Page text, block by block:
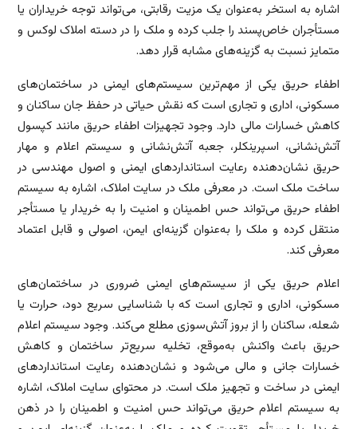
اشاره به استخر به‌عنوان یک مزیت رقابتی، می‌تواند توجه خریداران یا
مستأجران خاص‌پسند را جلب کرده و ملک را در دسته املاک لوکس و
متمایز نسبت به گزینه‌های مشابه قرار دهد.
اطفاء حریق یکی از مهم‌ترین سیستم‌های ایمنی در ساختمان‌های
مسکونی، اداری و تجاری است که نقش حیاتی در حفظ جان ساکنان و
کاهش خسارات مالی دارد. وجود تجهیزات اطفاء حریق مانند کپسول
آتش‌نشانی، اسپرینکلر، جعبه آتش‌نشانی و سیستم اعلام و مهار
حریق نشان‌دهنده رعایت استانداردهای ایمنی و اصول مهندسی در
ساخت ملک است. در معرفی ملک در سایت املاک، اشاره به سیستم
اطفاء حریق می‌تواند حس اطمینان و امنیت را به خریدار یا مستأجر
منتقل کرده و ملک را به‌عنوان گزینه‌ای ایمن، اصولی و قابل اعتماد
معرفی کند.
اعلام حریق یکی از سیستم‌های ایمنی ضروری در ساختمان‌های
مسکونی، اداری و تجاری است که با شناسایی سریع دود، حرارت یا
شعله، ساکنان را از بروز آتش‌سوزی مطلع می‌کند. وجود سیستم اعلام
حریق باعث واکنش به‌موقع، تخلیه سریع‌تر ساختمان و کاهش
خسارات جانی و مالی می‌شود و نشان‌دهنده رعایت استانداردهای
ایمنی در ساخت و تجهیز ملک است. در محتوای سایت املاک، اشاره
به سیستم اعلام حریق می‌تواند حس امنیت و اطمینان را در ذهن